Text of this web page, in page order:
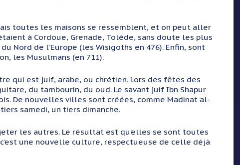
toutes les maisons se ressemblent, et on peut aller
à Cordoue, Grenade, Tolède, sans doute les plus
Nord de l’Europe (les Wisigoths en 476). Enfin, sont
les Musulmans (en 711).
qui est juif, arabe, ou chrétien. Lors des fêtes des
du tambourin, du oud. Le savant juif Ibn Shapur
De nouvelles villes sont créées, comme Madinat al-
samedi, un tiers dimanche.
les autres. Le résultat est qu’elles se sont toutes
une nouvelle culture, respectueuse de celle déjà